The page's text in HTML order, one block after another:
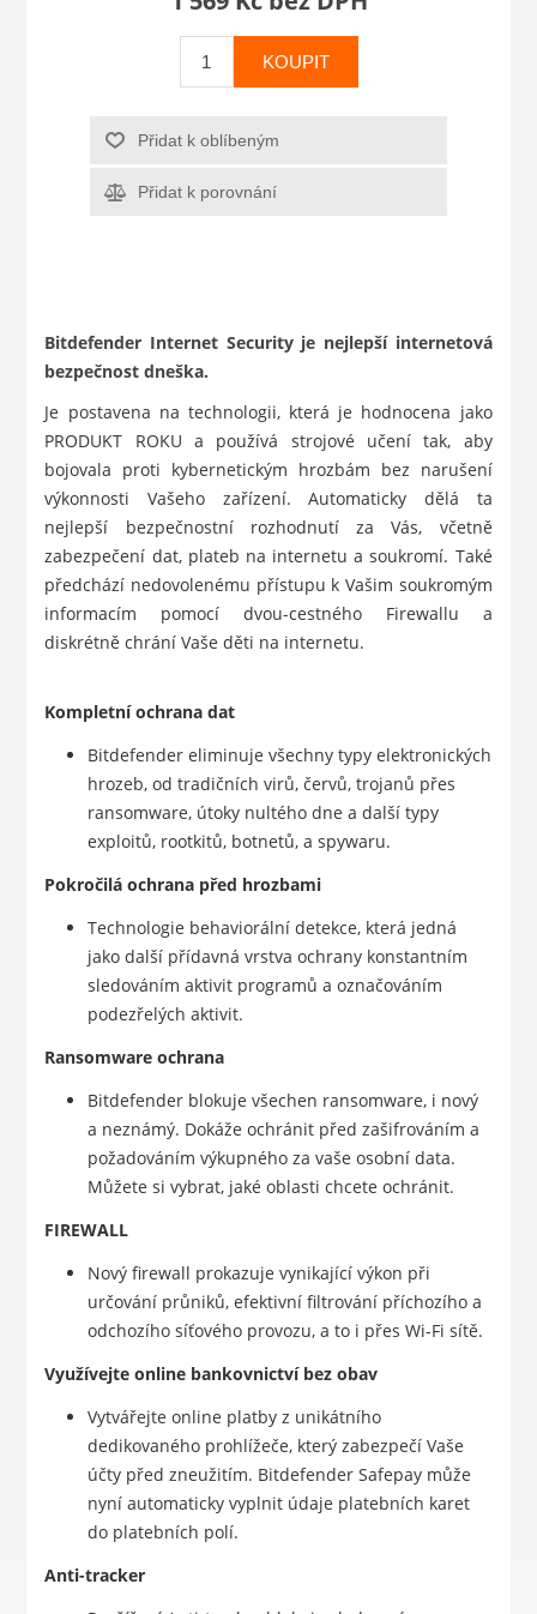
KOUPIT
Přidat k oblíbeným
Přidat k porovnání
Bitdefender Internet Security je nejlepší internetová
bezpečnost dneška.
Je postavena na technologii, která je hodnocena jako
PRODUKT ROKU a používá strojové učení tak, aby
bojovala proti kybernetickým hrozbám bez narušení
výkonnosti Vašeho zařízení. Automaticky dělá ta
nejlepší bezpečnostní rozhodnutí za Vás, včetně
zabezpečení dat, plateb na internetu a soukromí. Také
předchází nedovolenému přístupu k Vašim soukromým
informacím pomocí dvou-cestného Firewallu a
diskrétně chrání Vaše děti na internetu.
Kompletní ochrana dat
Bitdefender eliminuje všechny typy elektronických
hrozeb, od tradičních virů, červů, trojanů přes
ransomware, útoky nultého dne a další typy
exploitů, rootkitů, botnetů, a spywaru.
Pokročilá ochrana před hrozbami
Technologie behaviorální detekce, která jedná
jako další přídavná vrstva ochrany konstantním
sledováním aktivit programů a označováním
podezřelých aktivit.
Ransomware ochrana
Bitdefender blokuje všechen ransomware, i nový
a neznámý. Dokáže ochránit před zašifrováním a
požadováním výkupného za vaše osobní data.
Můžete si vybrat, jaké oblasti chcete ochránit.
FIREWALL
Nový firewall prokazuje vynikající výkon při
určování průniků, efektivní filtrování příchozího a
odchozího síťového provozu, a to i přes Wi-Fi sítě.
Využívejte online bankovnictví bez obav
Vytvářejte online platby z unikátního
dedikovaného prohlížeče, který zabezpečí Vaše
účty před zneužitím. Bitdefender Safepay může
nyní automaticky vyplnit údaje platebních karet
do platebních polí.
Anti-tracker